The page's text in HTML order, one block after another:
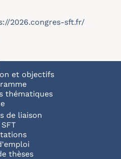
2026.congres-sft.fr/
principale
et objectifs
thématiques
de liaison
thèses